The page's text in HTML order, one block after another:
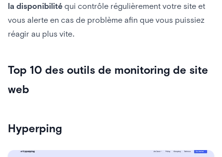
la disponibilité qui contrôle régulièrement votre site et
vous alerte en cas de problème afin que vous puissiez
réagir au plus vite.
Top 10 des outils de monitoring de site
web
Hyperping